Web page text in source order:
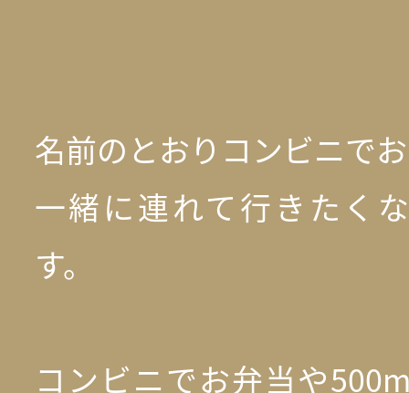
名前のとおりコンビニで
一緒に連れて行きたく
す。
コンビニでお弁当や